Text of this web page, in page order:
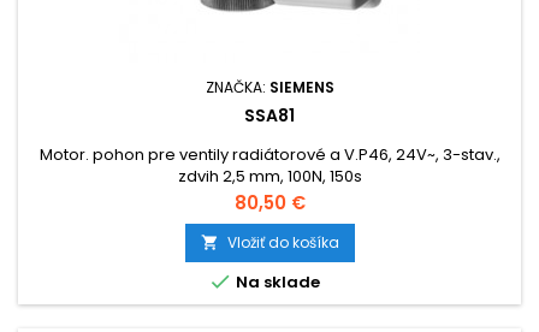
ZNAČKA: SIEMENS
SSA81
Motor. pohon pre ventily radiátorové a V.P46, 24V~, 3-stav.,
zdvih 2,5 mm, 100N, 150s
Cena
80,50 €
 Vložiť do košíka
 Na sklade